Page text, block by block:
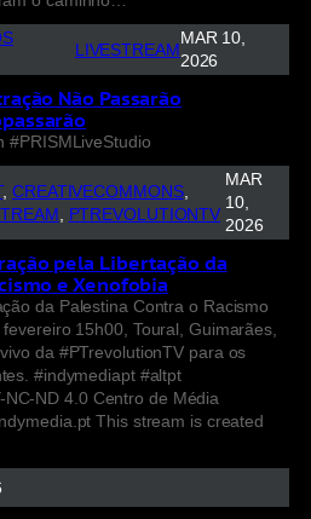
LIVESTREAM
MAR 10,
2026
Não Passarão
#PRISMLiveStudio
, CREATIVECOMMONS
PTREVOLUTIONTV
MAR
10,
2026
pela Libertação da
e Xenofobia
da Palestina Contra o Racismo
15h00, Toural, Guimarães,
da #PTrevolutionTV para os
#indymediapt #altpt
ND 4.0 Centro de Média
This stream is created